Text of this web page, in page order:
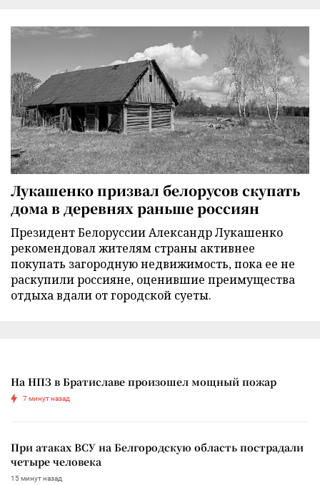
Лукашенко призвал белорусов скупать
дома в деревнях раньше россиян
Президент Белоруссии Александр Лукашенко
рекомендовал жителям страны активнее
покупать загородную недвижимость, пока ее не
раскупили россияне, оценившие преимущества
отдыха вдали от городской суеты.
На НПЗ в Братиславе произошел мощный пожар
7 минут назад
При атаках ВСУ на Белгородскую область пострадали
четыре человека
15 минут назад